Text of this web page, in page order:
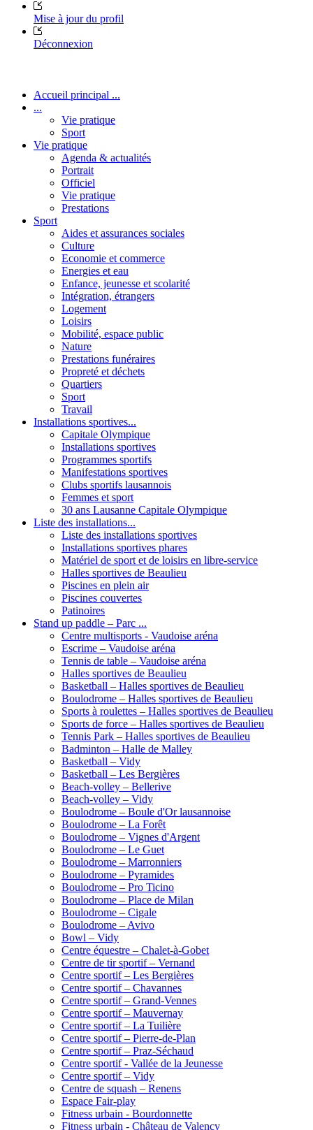
Mise à jour du profil
Déconnexion
Accueil principal ...
...
Vie pratique
Sport
Vie pratique
Agenda & actualités
Portrait
Officiel
Vie pratique
Prestations
Sport
Aides et assurances sociales
Culture
Economie et commerce
Energies et eau
Enfance, jeunesse et scolarité
Intégration, étrangers
Logement
Loisirs
Mobilité, espace public
Nature
Prestations funéraires
Propreté et déchets
Quartiers
Sport
Travail
Installations sportives...
Capitale Olympique
Installations sportives
Programmes sportifs
Manifestations sportives
Clubs sportifs lausannois
Femmes et sport
30 ans Lausanne Capitale Olympique
Liste des installations...
Liste des installations sportives
Installations sportives phares
Matériel de sport et de loisirs en libre-service
Halles sportives de Beaulieu
Piscines en plein air
Piscines couvertes
Patinoires
Stand up paddle – Parc ...
Centre multisports - Vaudoise aréna
Escrime – Vaudoise aréna
Tennis de table – Vaudoise aréna
Halles sportives de Beaulieu
Basketball – Halles sportives de Beaulieu
Boulodrome – Halles sportives de Beaulieu
Sports à roulettes – Halles sportives de Beaulieu
Sports de force – Halles sportives de Beaulieu
Tennis Park – Halles sportives de Beaulieu
Badminton – Halle de Malley
Basketball – Vidy
Basketball – Les Bergières
Beach-volley – Bellerive
Beach-volley – Vidy
Boulodrome – Boule d'Or lausannoise
Boulodrome – La Forêt
Boulodrome – Vignes d'Argent
Boulodrome – Le Guet
Boulodrome – Marronniers
Boulodrome – Pyramides
Boulodrome – Pro Ticino
Boulodrome – Place de Milan
Boulodrome – Cigale
Boulodrome – Avivo
Bowl – Vidy
Centre équestre – Chalet-à-Gobet
Centre de tir sportif – Vernand
Centre sportif – Les Bergières
Centre sportif – Chavannes
Centre sportif – Grand-Vennes
Centre sportif – Mauvernay
Centre sportif – La Tuilière
Centre sportif – Pierre-de-Plan
Centre sportif – Praz-Séchaud
Centre sportif - Vallée de la Jeunesse
Centre sportif – Vidy
Centre de squash – Renens
Espace Fair-play
Fitness urbain - Bourdonnette
Fitness urbain - Château de Valency